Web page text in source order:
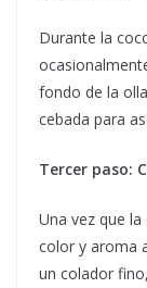
Durante la
fondo de la
cebada para
Tercer paso:
Una vez que
color y aroma
un colador